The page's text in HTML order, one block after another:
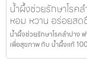
น้ำผึ้งช่วยรักษาโรค
หอม หวาน อร่อยสด
น้ำผึ้งช่วยรักษาโรคลำปาง
เพื่อสุขภาพ กับ น้ำผึ้งแท้